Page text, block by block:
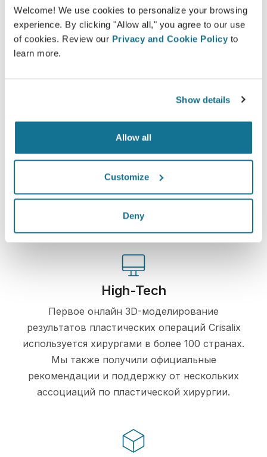
Welcome! We use cookies to personalize your browsing
experience. By clicking "Allow all," you agree to our use
of cookies. Review our Privacy and Cookie Policy to
learn more.
Show details
Allow all
Customize
Deny
поделиться им со своей семьей и друзьями или с
кем-либо, от кого вы хотите узнать мнение.
Увидьте "новую себя" в 3D прямо сейчас!
конфиденциальности. Наши серверы
полностью зашифрованы, ваша информация
надежно защищена
High-Tech
Первое онлайн 3D-моделирование
результатов пластических операций Crisalix
используется хирургами в более 100 странах.
Мы также получили официальные
рекомендации и поддержку от нескольких
ассоциаций по пластической хирургии.